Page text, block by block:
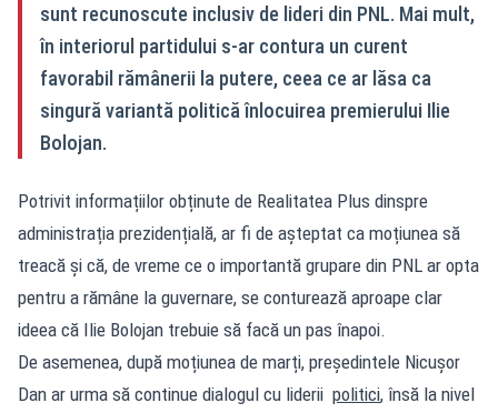
sunt recunoscute inclusiv de lideri din PNL. Mai mult,
în interiorul partidului s-ar contura un curent
favorabil rămânerii la putere, ceea ce ar lăsa ca
singură variantă politică înlocuirea premierului Ilie
Bolojan.
Potrivit informațiilor obținute de Realitatea Plus dinspre
administrația prezidențială, ar fi de așteptat ca moțiunea să
treacă și că, de vreme ce o importantă grupare din PNL ar opta
pentru a rămâne la guvernare, se conturează aproape clar
ideea că Ilie Bolojan trebuie să facă un pas înapoi.
De asemenea, după moțiunea de marți, președintele Nicușor
Dan ar urma să continue dialogul cu liderii politici, însă la nivel